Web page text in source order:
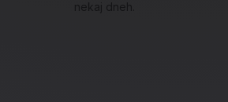
nekaj dneh.